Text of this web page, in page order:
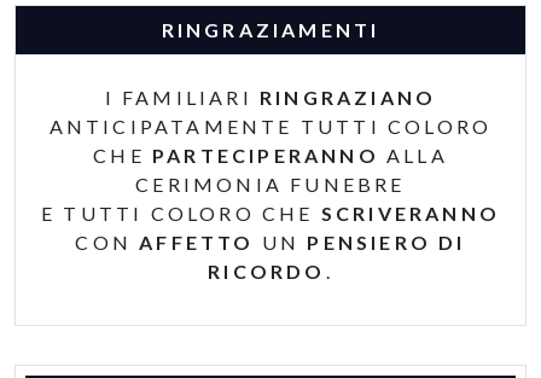
RINGRAZIAMENTI
I FAMILIARI RINGRAZIANO
ANTICIPATAMENTE TUTTI COLORO
CHE PARTECIPERANNO ALLA
CERIMONIA FUNEBRE
E TUTTI COLORO CHE SCRIVERANNO
CONAFFETTO UN PENSIERO DI
RICORDO .